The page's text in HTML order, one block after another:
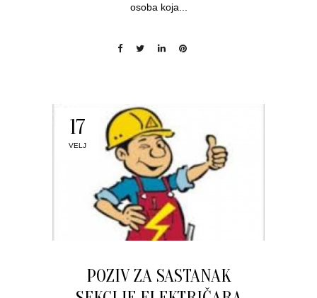
osoba koja...
17
VELJ
POZIV ZA SASTANAK